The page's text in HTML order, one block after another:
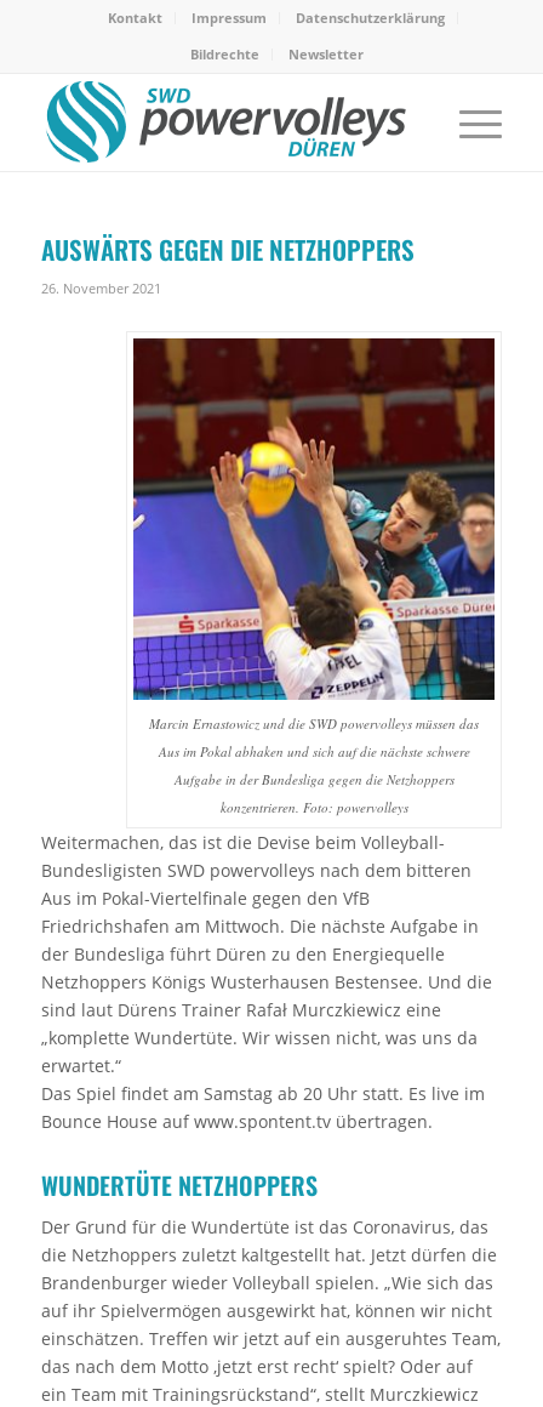
Kontakt Impressum
Datenschutzerklärung
Bildrechte
Newsletter
AUSWÄRTS GEGEN DIE NETZHOPPERS
26. November 2021
Marcin Ernastowicz und die SWD powervolleys müssen das
Aus im Pokal abhaken und sich auf die nächste schwere
Aufgabe in der Bundesliga gegen die Netzhoppers
konzentrieren. Foto: powervolleys
Weitermachen, das ist die Devise beim Volleyball-
Bundesligisten SWD powervolleys nach dem bitteren
Aus im Pokal-Viertelfinale gegen den VfB
Friedrichshafen am Mittwoch. Die nächste Aufgabe in
der Bundesliga führt Düren zu den Energiequelle
Netzhoppers Königs Wusterhausen Bestensee. Und die
sind laut Dürens Trainer Rafał Murczkiewicz eine
„komplette Wundertüte. Wir wissen nicht, was uns da
erwartet.“
Das Spiel findet am Samstag ab 20 Uhr statt. Es live im
Bounce House auf www.spontent.tv übertragen.
WUNDERTÜTE NETZHOPPERS
Der Grund für die Wundertüte ist das Coronavirus, das
die Netzhoppers zuletzt kaltgestellt hat. Jetzt dürfen die
Brandenburger wieder Volleyball spielen. „Wie sich das
auf ihr Spielvermögen ausgewirkt hat, können wir nicht
einschätzen. Treffen wir jetzt auf ein ausgeruhtes Team,
das nach dem Motto ‚jetzt erst recht‘ spielt? Oder auf
ein Team mit Trainingsrückstand“, stellt Murczkiewicz